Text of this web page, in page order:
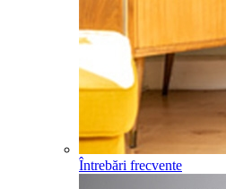
Întrebări frecvente